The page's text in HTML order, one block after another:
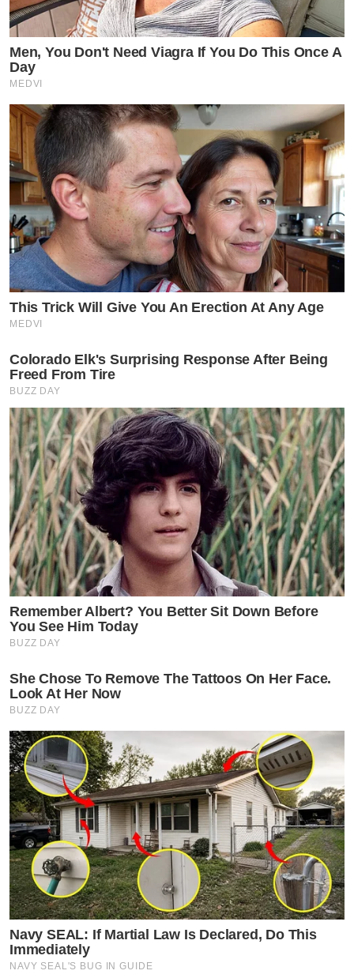
Men, You Don't Need Viagra If You Do This Once A
Day
MEDVI
This Trick Will Give You An Erection At Any Age
MEDVI
Colorado Elk's Surprising Response After Being
Freed From Tire
BUZZ DAY
Remember Albert? You Better Sit Down Before
You See Him Today
BUZZ DAY
She Chose To Remove The Tattoos On Her Face.
Look At Her Now
BUZZ DAY
Navy SEAL: If Martial Law Is Declared, Do This
Immediately
NAVY SEAL'S BUG IN GUIDE